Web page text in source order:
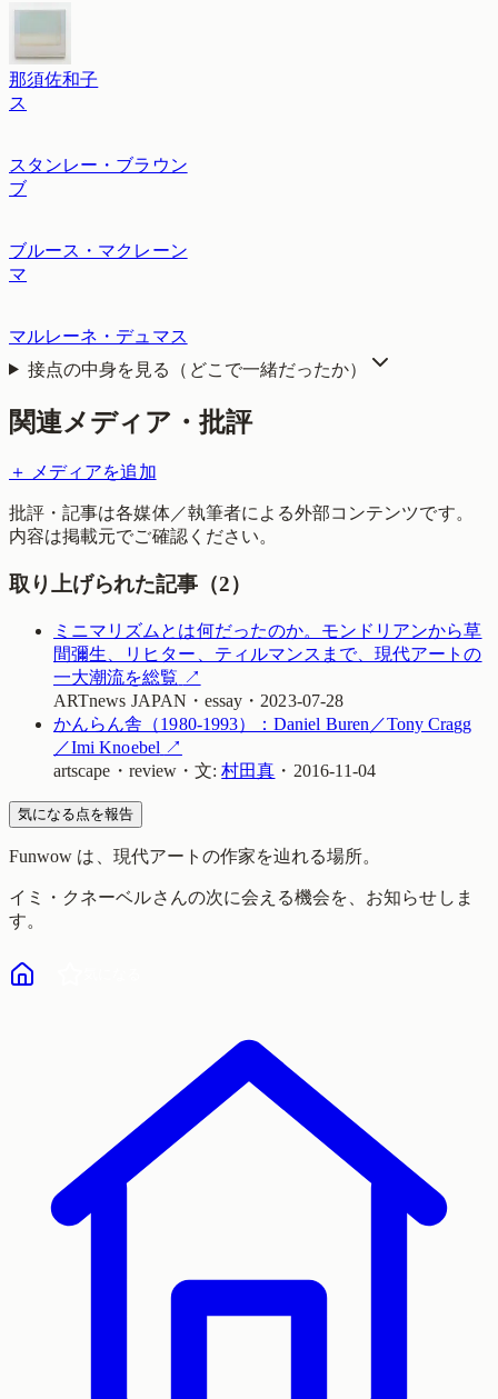
那須佐和子
ス
スタンレー・ブラウン
ブ
ブルース・マクレーン
マ
マルレーネ・デュマス
接点の中身を見る（どこで一緒だったか）
関連メディア・批評
＋ メディアを追加
批評・記事は各媒体／執筆者による外部コンテンツです。
内容は掲載元でご確認ください。
取り上げられた記事（2）
ミニマリズムとは何だったのか。モンドリアンから草
間彌生、リヒター、ティルマンスまで、現代アートの
一大潮流を総覧 ↗
ARTnews JAPAN ・ essay ・ 2023-07-28
かんらん舎（1980-1993）：Daniel Buren／Tony Cragg
／Imi Knoebel ↗
artscape ・ review・文:村田真 ・ 2016-11-04
気になる点を報告
Funwow は、現代アートの作家を辿れる場所。
イミ・クネーベルさんの次に会える機会を、お知らせしま
す。